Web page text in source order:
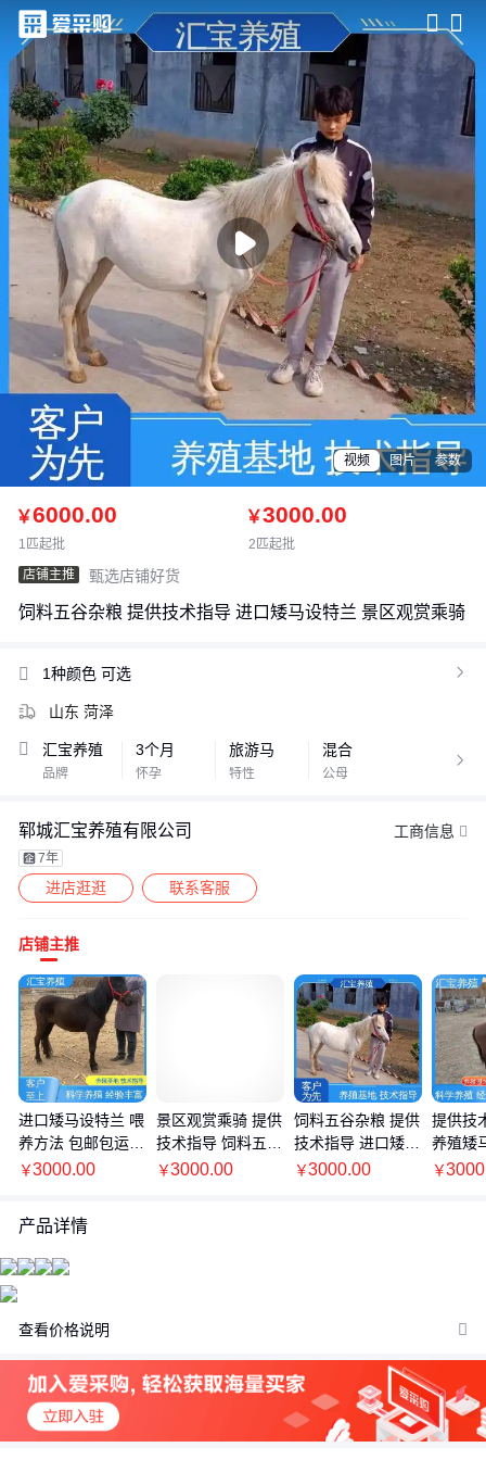
滑动查看更多详情

视频 图片 参数
￥6000.00
1匹起批
￥3000.00
2匹起批
店铺主推
甄选店铺好货
饲料五谷杂粮 提供技术指导 进口矮马设特兰 景区观赏乘骑
1种颜色 可选 
山东 菏泽
汇宝养殖
品牌
3个月
怀孕
旅游马
特性
混合
公母

郓城汇宝养殖有限公司 工商信息
7年
进店逛逛 联系客服
店铺主推
进口矮马设特兰 喂
养方法 包邮包运输
提供技术指导
￥3000.00
景区观赏乘骑 提供
技术指导 饲料五谷
杂粮 小矮马
￥3000.00
饲料五谷杂粮 提供
技术指导 进口矮马
设特兰 景区观赏乘
￥3000.00
提供技
养殖矮
乘骑
￥
产品详情
查看价格说明
价格：商品在爱采购的展示标价，具体的成交价格可能因商品参加
活动等情况发生变化，也可能随着购买数量不同或所选规格不同而
发生变化，如用户与商家线下达成协议，以线下协议的结算价格为
准，如用户在爱采购上完成线上购买，则最终以订单结算页价格为
准。
抢购价：商品参与营销活动的活动价格，也可能随着购买数量不同
特别提示：商品详情页中（含主图）以文字或者图片形式标注的抢
购价等价格可能是在特定活动时段下的价格，商品的具体价格以订
询商家。